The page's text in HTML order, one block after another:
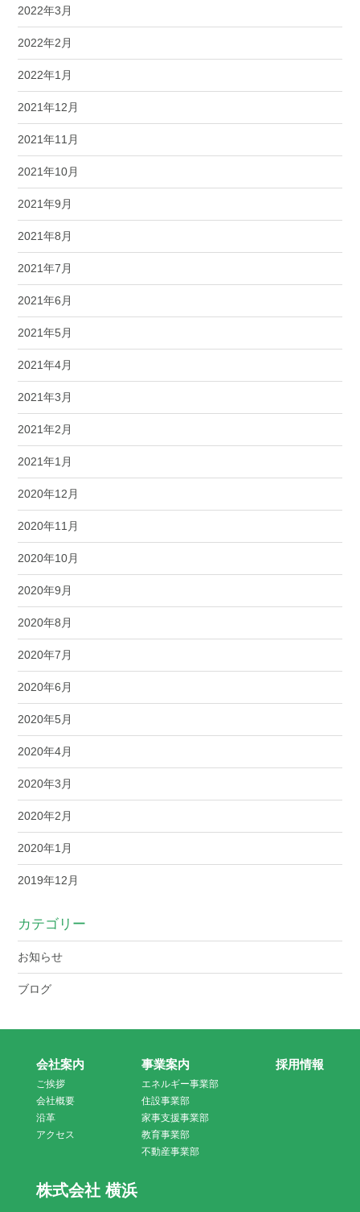
2022年3月
2022年2月
2022年1月
2021年12月
2021年11月
2021年10月
2021年9月
2021年8月
2021年7月
2021年6月
2021年5月
2021年4月
2021年3月
2021年2月
2021年1月
2020年12月
2020年11月
2020年10月
2020年9月
2020年8月
2020年7月
2020年6月
2020年5月
2020年4月
2020年3月
2020年2月
2020年1月
2019年12月
カテゴリー
お知らせ
ブログ
株式会社 横浜
会社案内
ご挨拶
会社概要
沿革
アクセス
事業案内
エネルギー事業部
住設事業部
家事支援事業部
教育事業部
不動産事業部
採用情報